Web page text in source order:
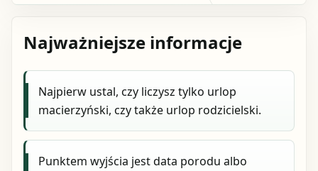
Najważniejsze informacje
Najpierw ustal, czy liczysz tylko urlop
macierzyński, czy także urlop rodzicielski.
Punktem wyjścia jest data porodu albo